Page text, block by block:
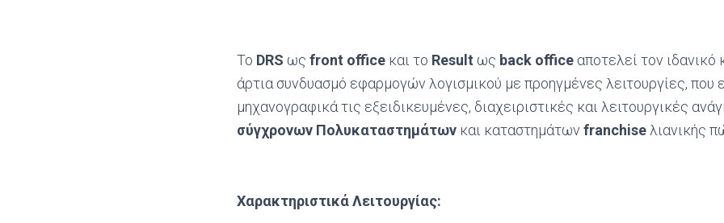
Το DRS ως front office και το Result ως back office αποτελεί τoν ιδανικό
άρτια συνδυασμό εφαρμογών λογισμικού με προηγμένες λειτουργίες, που
μηχανογραφικά τις εξειδικευμένες, διαχειριστικές και λειτουργικές
σύγχρονων Πολυκαταστημάτων και καταστημάτωνfranchise λιανικής
Χαρακτηριστικά Λειτουργίας: